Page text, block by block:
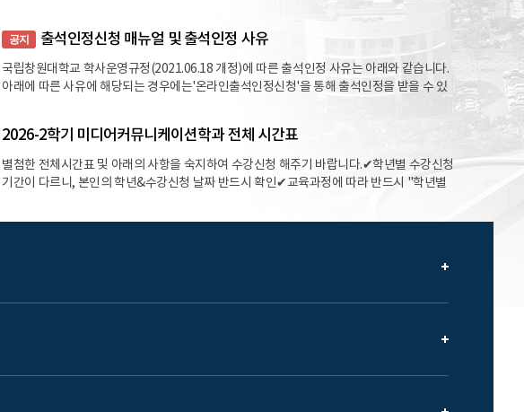
공지 출석인정신청 매뉴얼 및 출석인정 사유
국립창원대학교 학사운영규정(2021.06.18 개정)에 따른 출석인정 사유는 아래와 같습니다.
아래에 따른 사유에 해당되는 경우에는'온라인출석인정신청'을 통해 출석인정을 받을 수 있
허가를 얻어야 하며, 그 기간은 출석으로 인정한다. (개정 2017.2.27., 2019.12.12.)1. 총장이
승인한 교‧내외 행사 참석 2. 총장의 추천으로 국내‧외 각종 대회 및 훈련 참가 3. 국가 또는
지방자치단체의 요청에 의한 대회 및 행사 등의 참가 4. 국가대표 선수의 훈련 및 대회 참
경우 : 5일 사. 본인 또는 배우자의 조부모 및 외조부모가 사망한 경우 : 2일 아. 본인의 자녀 또
일 8. 졸업예정자(마지막 정규학기 등록자)의 조기취업: 출석인정 요건 등 세부사항은 따로 정
입원: 2주 이내 11. 그 밖에 총장이 공적인 결석으로 인정하는 경우📌 참고사항 출석인정 신청
(한글파일)은 제출할 필요❌온라인출석부를 활용하지 않는 교수님께서 요구하실 경우에는 증
2026-2학기 미디어커뮤니케이션학과 전체 시간표
별첨한 전체시간표 및 아래의 사항을 숙지하여 수강신청 해주기 바랍니다.✔학년별 수강신청
기간이 다르니, 본인의 학년&수강신청 날짜 반드시 확인✔교육과정에 따라 반드시 "학년별
전공필수과목 등)에만 다른학년 전공 교과목 수강신청 가능합니다.✔수강인원 제한으로 전
강신청을 우선하고, 이후 잔여 인원에 따라 타학년 수강신청 여부 확인합니다.✔수강신청 문